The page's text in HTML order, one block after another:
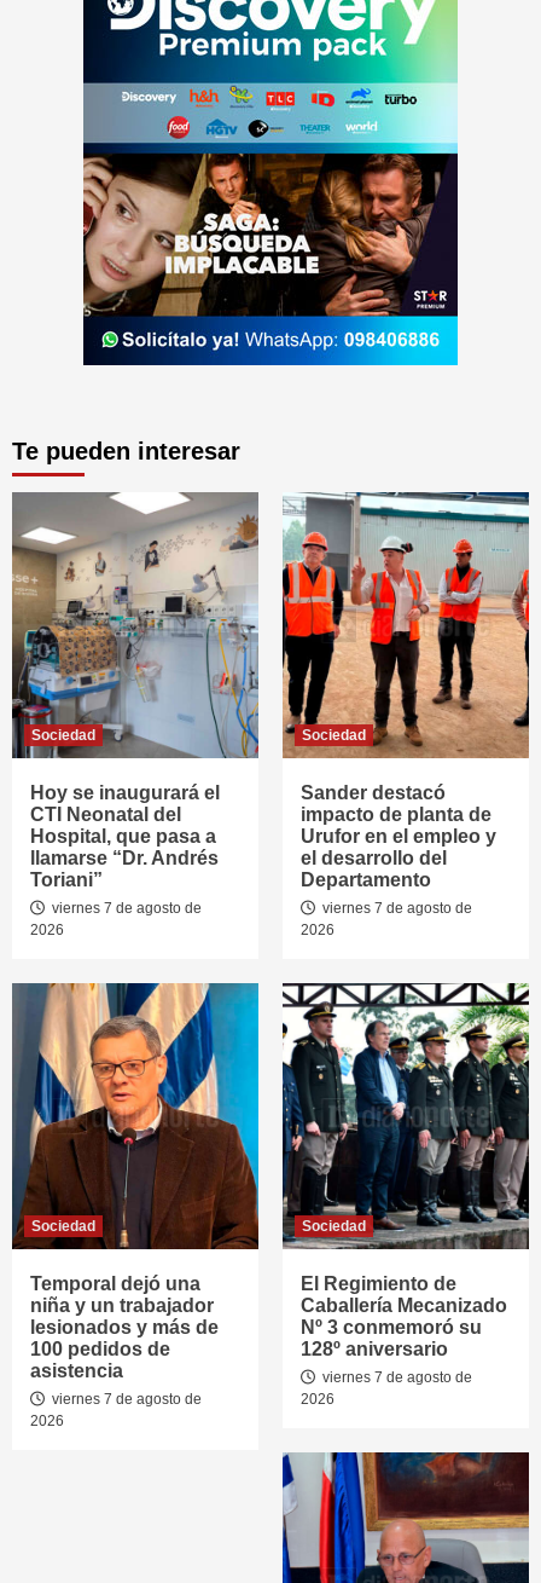
Te pueden interesar
Sociedad
Hoy se inaugurará el
CTI Neonatal del
Hospital, que pasa a
llamarse “Dr. Andrés
Toriani”
viernes 7 de agosto de
2026
Sociedad
Sander destacó
impacto de planta de
Urufor en el empleo y
el desarrollo del
Departamento
viernes 7 de agosto de
2026
Sociedad
Temporal dejó una
niña y un trabajador
lesionados y más de
100 pedidos de
asistencia
viernes 7 de agosto de
2026
Sociedad
El Regimiento de
Caballería Mecanizado
Nº 3 conmemoró su
128º aniversario
viernes 7 de agosto de
2026